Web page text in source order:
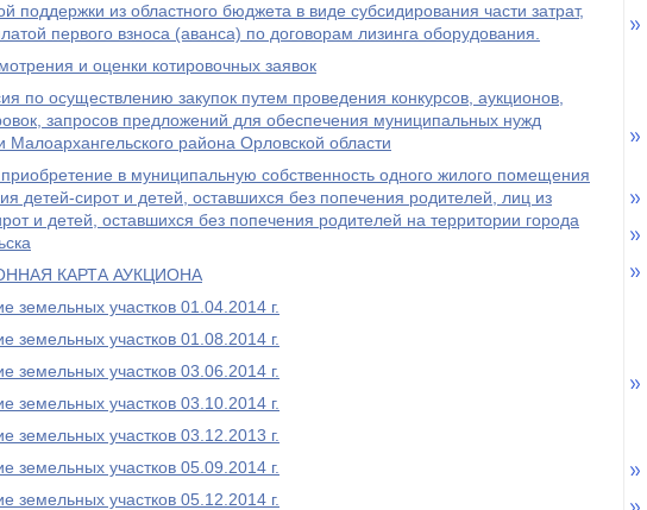
поддержки из областного бюджета в виде субсидирования части затрат,
первого взноса (аванса) по договорам лизинга оборудования.
и оценки котировочных заявок
по осуществлению закупок путем проведения конкурсов, аукционов,
запросов предложений для обеспечения муниципальных нужд
Малоархангельского района Орловской области
в муниципальную собственность одного жилого помещения
детей-сирот и детей, оставшихся без попечения родителей, лиц из
и детей, оставшихся без попечения родителей на территории города
КАРТА АУКЦИОНА
земельных участков 01.04.2014 г.
земельных участков 01.08.2014 г.
земельных участков 03.06.2014 г.
земельных участков 03.10.2014 г.
земельных участков 03.12.2013 г.
земельных участков 05.09.2014 г.
земельных участков 05.12.2014 г.